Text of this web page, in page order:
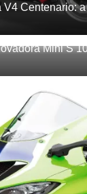
V4 Centenario:
Mini S